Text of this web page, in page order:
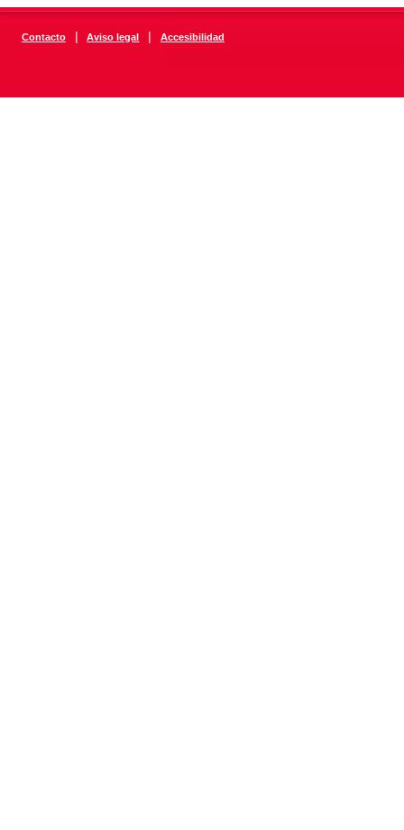
Contacto | Aviso legal | Accesibilidad